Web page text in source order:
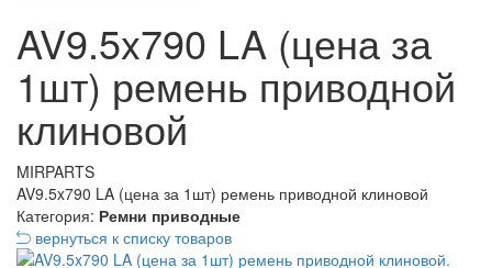
AV9.5x790 LA (цена за
1шт) ремень приводной
клиновой
MIRPARTS
AV9.5x790 LA (цена за 1шт) ремень приводной клиновой
Категория: Ремни приводные
вернуться к списку товаров